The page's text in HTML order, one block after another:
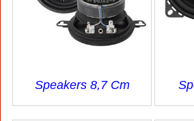
Speakers 8,7 Cm